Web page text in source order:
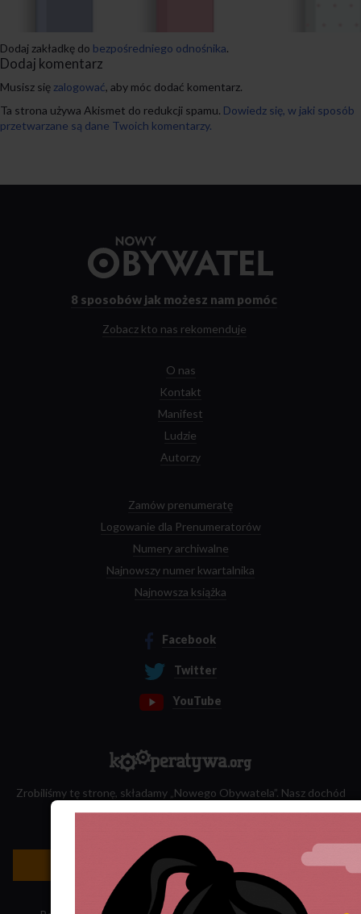
Dodaj zakładkę do bezpośredniego odnośnika.
Dodaj komentarz
Musisz się zalogować, aby móc dodać komentarz.
Ta strona używa Akismet do redukcji spamu. Dowiedz się, w jaki sposób
przetwarzane są dane Twoich komentarzy.
strony
8 sposobów jak możesz nam pomóc
Zobacz kto nas rekomenduje
O nas
Kontakt
Manifest
Ludzie
Autorzy
Zamów prenumeratę
Logowanie dla Prenumeratorów
Numery archiwalne
Najnowszy numer kwartalnika
Najnowsza książka
Facebook
Twitter
YouTube
Zrobiliśmy tę stronę, składamy „Nowego Obywatela”. Nasz dochód
Newsletter »